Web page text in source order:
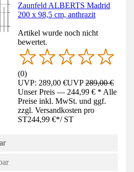
Zaunfeld ALBERTS Madrid
200 x 98,5 cm, anthrazit
Artikel wurde noch nicht
bewertet.
(0)
UVP: 289,00 €UVP289,00 €
Unser Preis — 244,99 € * Alle
Preise inkl. MwSt. und ggf.
zzgl. Versandkosten pro
ST244,99 €*/ ST